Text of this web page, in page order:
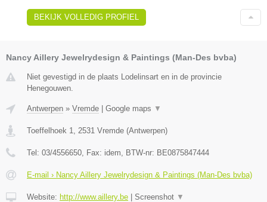
BEKIJK VOLLEDIG PROFIEL
Nancy Aillery Jewelrydesign & Paintings (Man-Des bvba)
Niet gevestigd in de plaats Lodelinsart en in de provincie
Henegouwen.
Antwerpen » Vremde | Google maps ▼
Toeffelhoek 1 2531 Vremde (Antwerpen)
Tel: 03/4556650 , Fax: idem , BTW-nr: BE0875847444
E-mail › Nancy Aillery Jewelrydesign & Paintings (Man-Des bvba)
Website: http://www.aillery.be | Screenshot ▼